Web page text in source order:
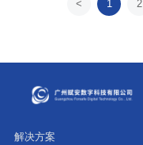
< 1 2
解决方案